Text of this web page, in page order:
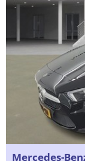
Mercedes-